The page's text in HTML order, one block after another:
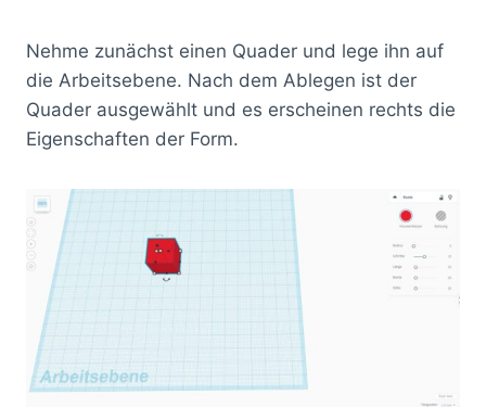
Nehme zunächst einen Quader und lege ihn auf
die Arbeitsebene. Nach dem Ablegen ist der
Quader ausgewählt und es erscheinen rechts die
Eigenschaften der Form.